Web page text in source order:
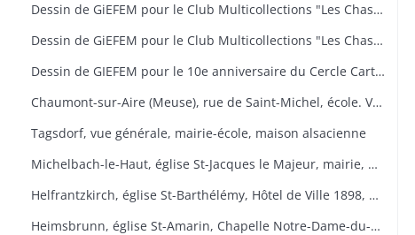
Dessin de GiEFEM pour le Club Multicollections "Les Chasseurs d'Images", Mulhouse. Carte n° 17 : "Nounours a Cent ans
Dessin de GiEFEM pour le Club Multicollections "Les Chasseurs d'Images". Mulhouse. Carte n° 15
Dessin de GIEFEM pour le 10e anniversaire du Cercle Cartophile de Thann et de la Vallée de la Thur. Novembre 1997
Chaumont-sur-Aire (Meuse), rue de Saint-Michel, école. Vue d'une carte postale pour l'exposition de cartes postales anciennes (11 octobre 2009)
Tagsdorf, vue générale, mairie-école, maison alsacienne
Michelbach-le-Haut, église St-Jacques le Majeur, mairie, maison 1832, fontaine, fête du pain
Helfrantzkirch, église St-Barthélémy, Hôtel de Ville 1898, maison alsacienne
Heimsbrunn, église St-Amarin, Chapelle Notre-Dame-du-Chêne, Maison Ste-Anne, mairie